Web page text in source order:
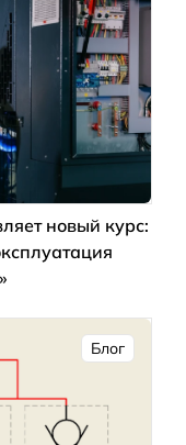
новый курс:
Блог